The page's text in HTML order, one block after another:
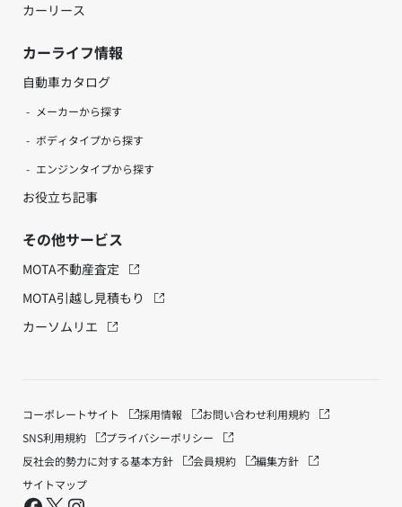
カーリース
カーライフ情報
自動車カタログ
メーカーから探す
ボディタイプから探す
エンジンタイプから探す
お役立ち記事
その他サービス
MOTA不動産査定
MOTA引越し見積もり
カーソムリエ
コーポレートサイト 採用情報 お問い合わせ利用規約
SNS利用規約
プライバシーポリシー
反社会的勢力に対する基本方針
会員規約
編集方針
サイトマップ